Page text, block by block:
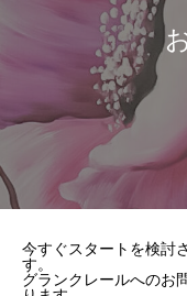
今すぐスタートを検討
す。
グランクレールへのお